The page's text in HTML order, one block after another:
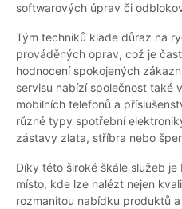
softwarových úprav či
Tým techniků klade důraz na
prováděných oprav, což je
hodnocení spokojených
servisu nabízí společnost také
mobilních telefonů a
různé typy spotřební
zástavy zlata, stříbra nebo
Díky této široké škále služeb je
místo, kde lze nalézt nejen
rozmanitou nabídku produktů